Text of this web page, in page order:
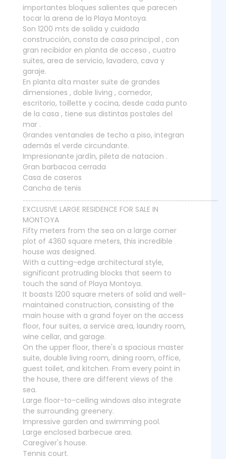
importantes bloques salientes que parecen
tocar la arena de la Playa Montoya.
Son 1200 mts de solida y cuidada
construcción, consta de casa principal , con
gran recibidor en planta de acceso , cuatro
suites, area de servicio, lavadero, cava y
garaje.
En planta alta master suite de grandes
dimensiones , doble living , comedor,
escritorio, toillette y cocina, desde cada punto
de la casa , tiene sus distintas postales del
mar .
Grandes ventanales de techo a piso, integran
además el verde circundante.
Impresionante jardín, pileta de natacion .
Gran barbacoa cerrada
Casa de caseros
Cancha de tenis
EXCLUSIVE LARGE RESIDENCE FOR SALE IN
MONTOYA
Fifty meters from the sea on a large corner
plot of 4360 square meters, this incredible
house was designed.
With a cutting-edge architectural style,
significant protruding blocks that seem to
touch the sand of Playa Montoya.
It boasts 1200 square meters of solid and well-
maintained construction, consisting of the
main house with a grand foyer on the access
floor, four suites, a service area, laundry room,
wine cellar, and garage.
On the upper floor, there's a spacious master
suite, double living room, dining room, office,
guest toilet, and kitchen. From every point in
the house, there are different views of the
sea.
Large floor-to-ceiling windows also integrate
the surrounding greenery.
Impressive garden and swimming pool.
Large enclosed barbecue area.
Caregiver's house.
Tennis court.